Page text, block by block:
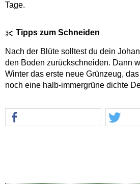
Tage.
Tipps zum Schneiden
Nach der Blüte solltest du dein
den Boden zurückschneiden. Dann
Winter das erste neue Grünzeug,
noch eine halb-immergrüne dichte